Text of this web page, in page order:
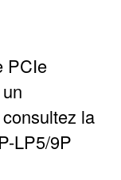
PCIe
la
LP5/9P